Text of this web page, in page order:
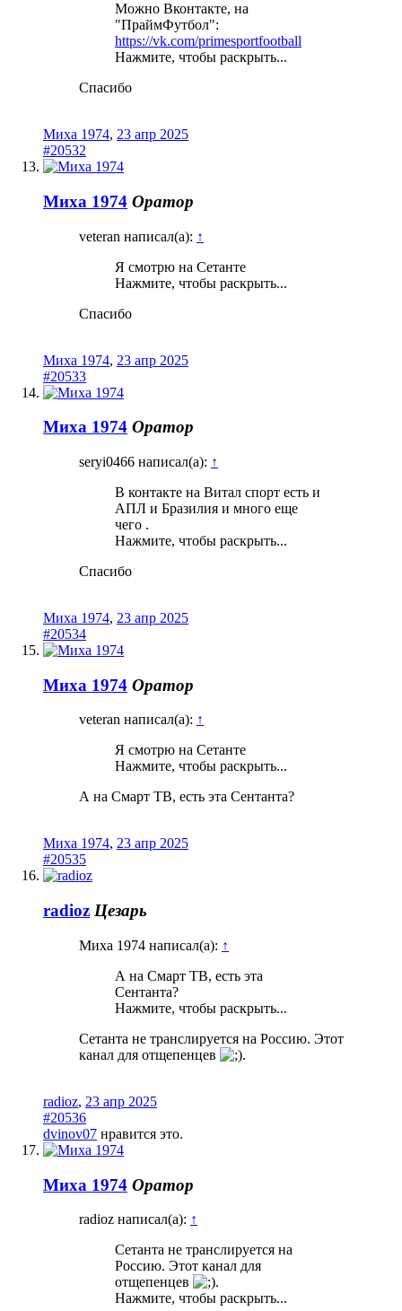
Можно Вконтакте, на
"ПраймФутбол":
https://vk.com/primesportfootball
Нажмите, чтобы раскрыть...
Спасибо
Миха 1974, 23 апр 2025
#20532
Миха 1974 Оратор
veteran написал(а): ↑
Я смотрю на Сетанте
Нажмите, чтобы раскрыть...
Спасибо
Миха 1974, 23 апр 2025
#20533
Миха 1974 Оратор
seryi0466 написал(а): ↑
В контакте на Витал спорт есть и
АПЛ и Бразилия и много еще
чего .
Нажмите, чтобы раскрыть...
Спасибо
Миха 1974, 23 апр 2025
#20534
Миха 1974 Оратор
veteran написал(а): ↑
Я смотрю на Сетанте
Нажмите, чтобы раскрыть...
А на Смарт ТВ, есть эта Сентанта?
Миха 1974, 23 апр 2025
#20535
radioz Цезарь
Миха 1974 написал(а): ↑
А на Смарт ТВ, есть эта
Сентанта?
Нажмите, чтобы раскрыть...
Сетанта не транслируется на Россию. Этот
канал для отщепенцев
.
radioz, 23 апр 2025
#20536
dvinov07 нравится это.
Миха 1974 Оратор
radioz написал(а): ↑
Сетанта не транслируется на
Россию. Этот канал для
отщепенцев
.
Нажмите, чтобы раскрыть...